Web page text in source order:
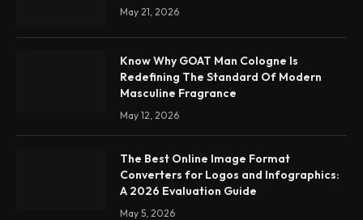
May 21, 2026
Know Why GOAT Man Cologne Is
Redefining The Standard Of Modern
Masculine Fragrance
May 12, 2026
The Best Online Image Format
Converters for Logos and Infographics:
A 2026 Evaluation Guide
May 5, 2026